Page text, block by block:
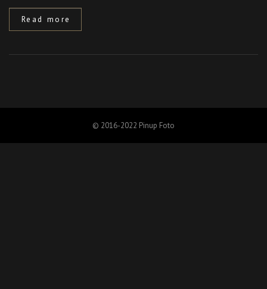
Read more
© 2016-2022 Pinup Foto